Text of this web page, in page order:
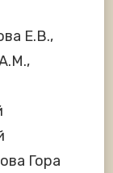
Е.В.,
Гора